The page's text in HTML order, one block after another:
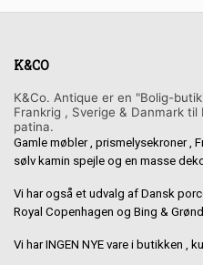
K&CO
K&Co. Antique er en "Bolig-
Frankrig , Sverige & Danmark
patina.
Gamle møbler , prismelysekroner ,
sølv kamin spejle og en masse
Vi har også et udvalg af Dansk
Royal Copenhagen og Bing &
Vi har INGEN NYE vare i butikken ,